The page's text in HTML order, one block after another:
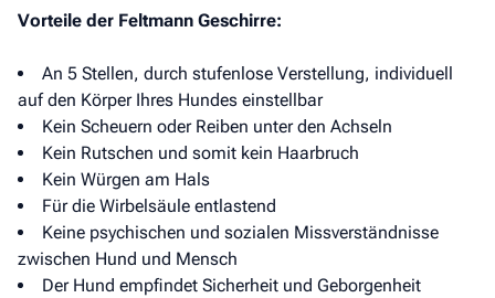
Vorteile der Feltmann Geschirre:
An 5 Stellen, durch stufenlose Verstellung, individuell
auf den Körper Ihres Hundes einstellbar
Kein Scheuern oder Reiben unter den Achseln
Kein Rutschen und somit kein Haarbruch
Kein Würgen am Hals
Für die Wirbelsäule entlastend
Keine psychischen und sozialen Missverständnisse
zwischen Hund und Mensch
Der Hund empfindet Sicherheit und Geborgenheit